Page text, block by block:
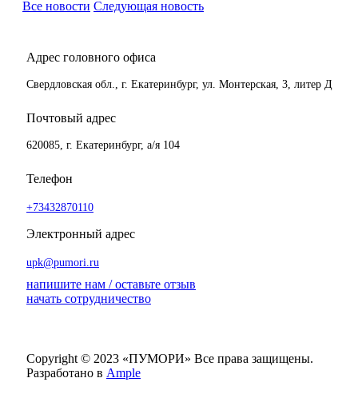
Все новости Следующая новость
Адрес головного офиса
Свердловская обл., г. Екатеринбург, ул. Монтерская, 3, литер Д
Почтовый адрес
620085, г. Екатеринбург, а/я 104
Телефон
+73432870110
Электронный адрес
upk@pumori.ru
напишите нам / оставьте отзыв
начать сотрудничество
Copyright © 2023 «ПУМОРИ» Все права защищены.
Разработано в Ample